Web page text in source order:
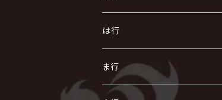
浅葱 / ASAGI
INORAN
Waive
Verde/
ACE OF SPADES
X JAPAN
LSN / The LEGENDARY SIX NINE
お
AURORIZE
OFIAM
KAKUMAY
キズ
gives
Crack6
グラビティ
GRIMOIRE
け
[ kei ] / 圭
仮病
こ
The THIRTEEN
櫻井敦司
Zeke Deux
Z CLEAR
SEESAW
す
Z CLEAR
超ジャシー
せ
DASEIN
DAIGO
ち
CHAQLA.
つ
な
NIGHTMARE
NAZARE
に
は行
は
ま行